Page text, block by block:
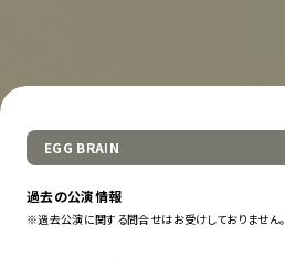
EGG BRAIN
過去の公演情報
※過去公演に関する問合せはお受けしておりません。